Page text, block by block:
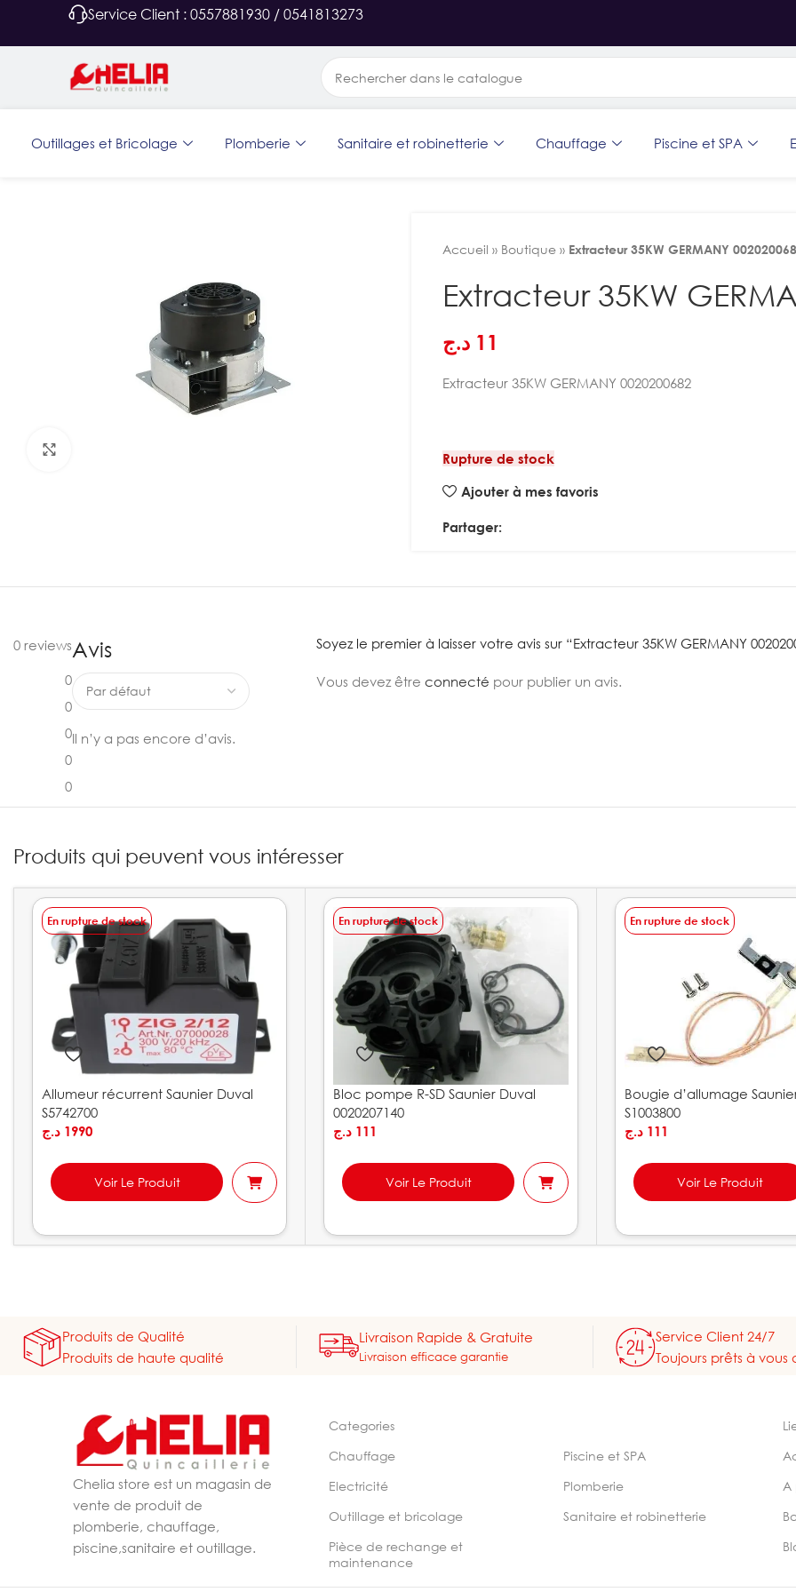
Service Client : 0557881930 / 0541813273
Outillages et Bricolage Plomberie Sanitaire et robinetterie Chauffage Piscine et SPA
Accueil » Boutique » Extracteur 35KW GERMANY
Extracteur 35KW
11 د.ج
Extracteur 35KW GERMANY 0020200682
Rupture de stock
Ajouter à mes favoris
Partager:
0 reviews
0
0
0
0
0
Avis
Il n’y a pas encore d’avis.
Soyez le premier à laisser votre avis sur “Extracteur 35KW GERMANY
Vous devez être connecté pour publier un avis.
Produits qui peuvent vous intéresser
En rupture de stock
Allumeur récurrent Saunier Duval
S5742700
1990 د.ج
Voir Le Produit
En rupture de stock
Bloc pompe R-SD Saunier Duval
0020207140
111 د.ج
Voir Le Produit
En rupture de stock
Bougie d’allumage
S1003800
111 د.ج
Voir Le Produit
Produits de Qualité
Produits de haute qualité
Livraison Rapide & Gratuite
Livraison efficace garantie
Service Client 24/7
Toujours prêts à vous
Chelia store est un magasin de
vente de produit de
plomberie, chauffage,
piscine,sanitaire et outillage.
Categories
Chauffage
Electricité
Outillage et bricolage
Pièce de rechange et
maintenance
Piscine et SPA
Plomberie
Sanitaire et robinetterie
A